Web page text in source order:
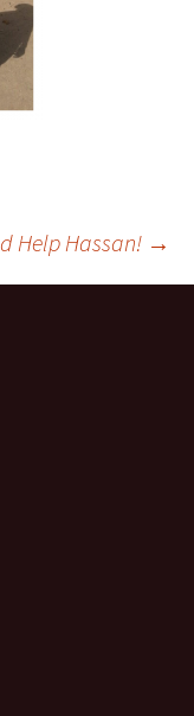
Help Hassan! →